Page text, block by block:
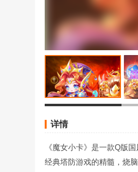
详情
《魔女小卡》是一款Q版
经典塔防游戏的精髓，烧